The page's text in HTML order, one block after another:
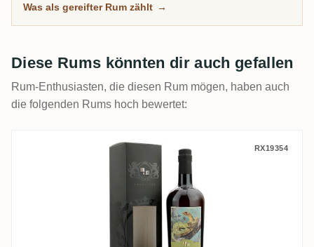
Was als gereifter Rum zählt →
Diese Rums könnten dir auch gefallen
Rum-Enthusiasten, die diesen Rum mögen, haben auch
die folgenden Rums hoch bewertet:
Romdeluxe Poisson Guadeloupe (Pueblo
RX19354